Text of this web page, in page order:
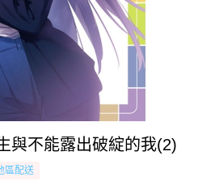
與不能露出破綻的我(2)
區配送